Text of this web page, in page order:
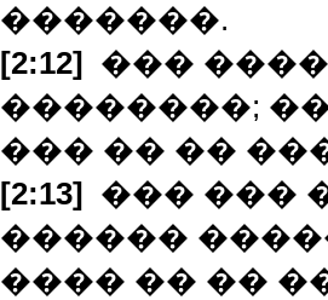
�������.
[2:12] ���
��������;
��� �� ��
[2:13] ��� ���
������
���� �� ��